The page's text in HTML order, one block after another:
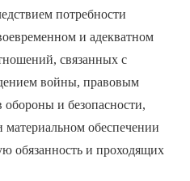
потребности
и адекватном
связанных с
войны, правовым
обороны и безопасности,
обеспечении
обязанность и проходящих